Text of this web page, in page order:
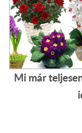
Mi már